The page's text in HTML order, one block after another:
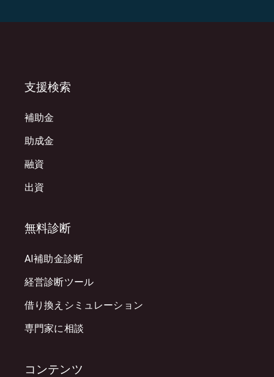
支援検索
補助金
助成金
融資
出資
無料診断
AI補助金診断
経営診断ツール
借り換えシミュレーション
専門家に相談
コンテンツ